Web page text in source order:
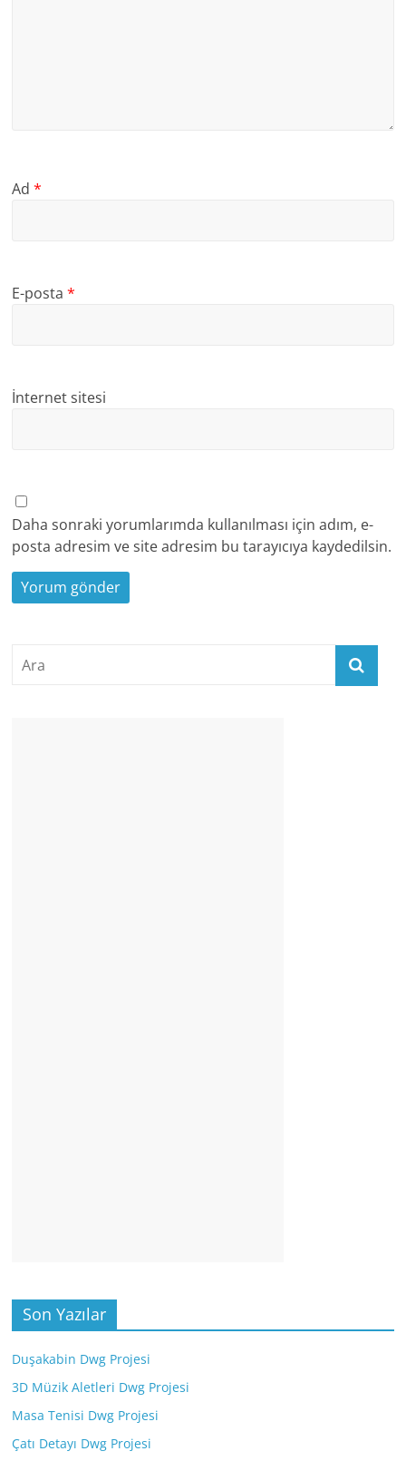
Ad*
E-posta*
İnternet sitesi
Daha sonraki yorumlarımda kullanılması için adım, e-
posta adresim ve site adresim bu tarayıcıya kaydedilsin.
Son Yazılar
Duşakabin Dwg Projesi
3D Müzik Aletleri Dwg Projesi
Masa Tenisi Dwg Projesi
Çatı Detayı Dwg Projesi